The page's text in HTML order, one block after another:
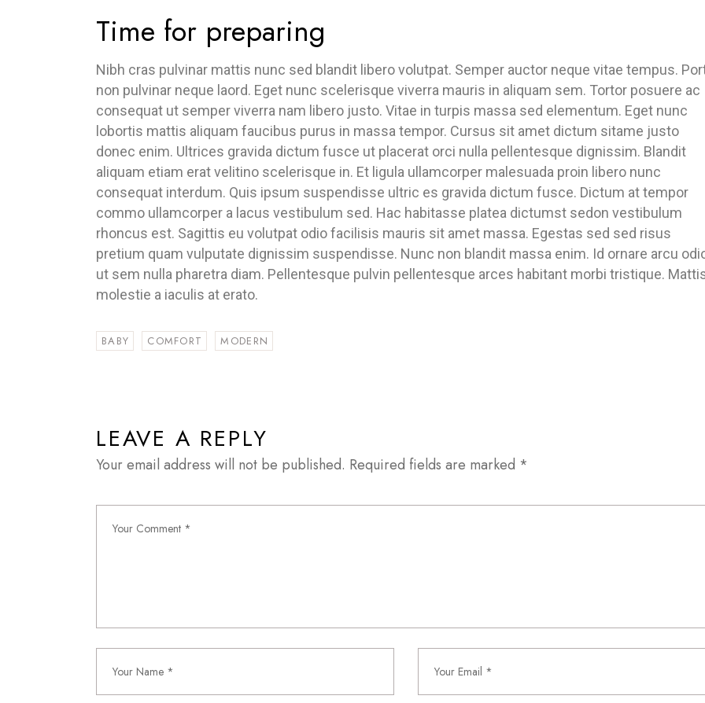
Time for preparing
Nibh cras pulvinar mattis nunc sed blandit libero volutpat. Semper auctor neque vitae tempus.
non pulvinar neque laord. Eget nunc scelerisque viverra mauris in aliquam sem. Tortor posuere ac
consequat ut semper viverra nam libero justo. Vitae in turpis massa sed elementum. Eget nunc
lobortis mattis aliquam faucibus purus in massa tempor. Cursus sit amet dictum sitame justo
donec enim. Ultrices gravida dictum fusce ut placerat orci nulla pellentesque dignissim. Blandit
aliquam etiam erat velitino scelerisque in. Et ligula ullamcorper malesuada proin libero nunc
consequat interdum. Quis ipsum suspendisse ultric es gravida dictum fusce. Dictum at tempor
commo ullamcorper a lacus vestibulum sed. Hac habitasse platea dictumst sedon vestibulum
rhoncus est. Sagittis eu volutpat odio facilisis mauris sit amet massa. Egestas sed sed risus
pretium quam vulputate dignissim suspendisse. Nunc non blandit massa enim. Id ornare arcu
ut sem nulla pharetra diam. Pellentesque pulvin pellentesque arces habitant morbi tristique.
molestie a iaculis at erato.
BABY COMFORT MODERN
LEAVE A REPLY
Your email address will not be published. Required fields are marked *